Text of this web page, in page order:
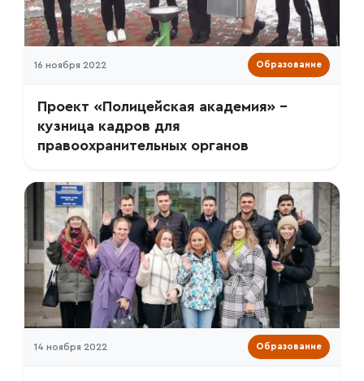
16 ноября 2022 Образование
Проект «Полицейская академия» –
кузница кадров для
правоохранительных органов
14 ноября 2022 Образование